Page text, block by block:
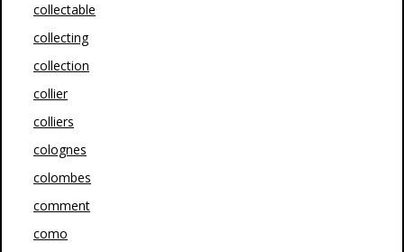
collectable
collecting
collection
collier
colliers
colognes
colombes
comment
como